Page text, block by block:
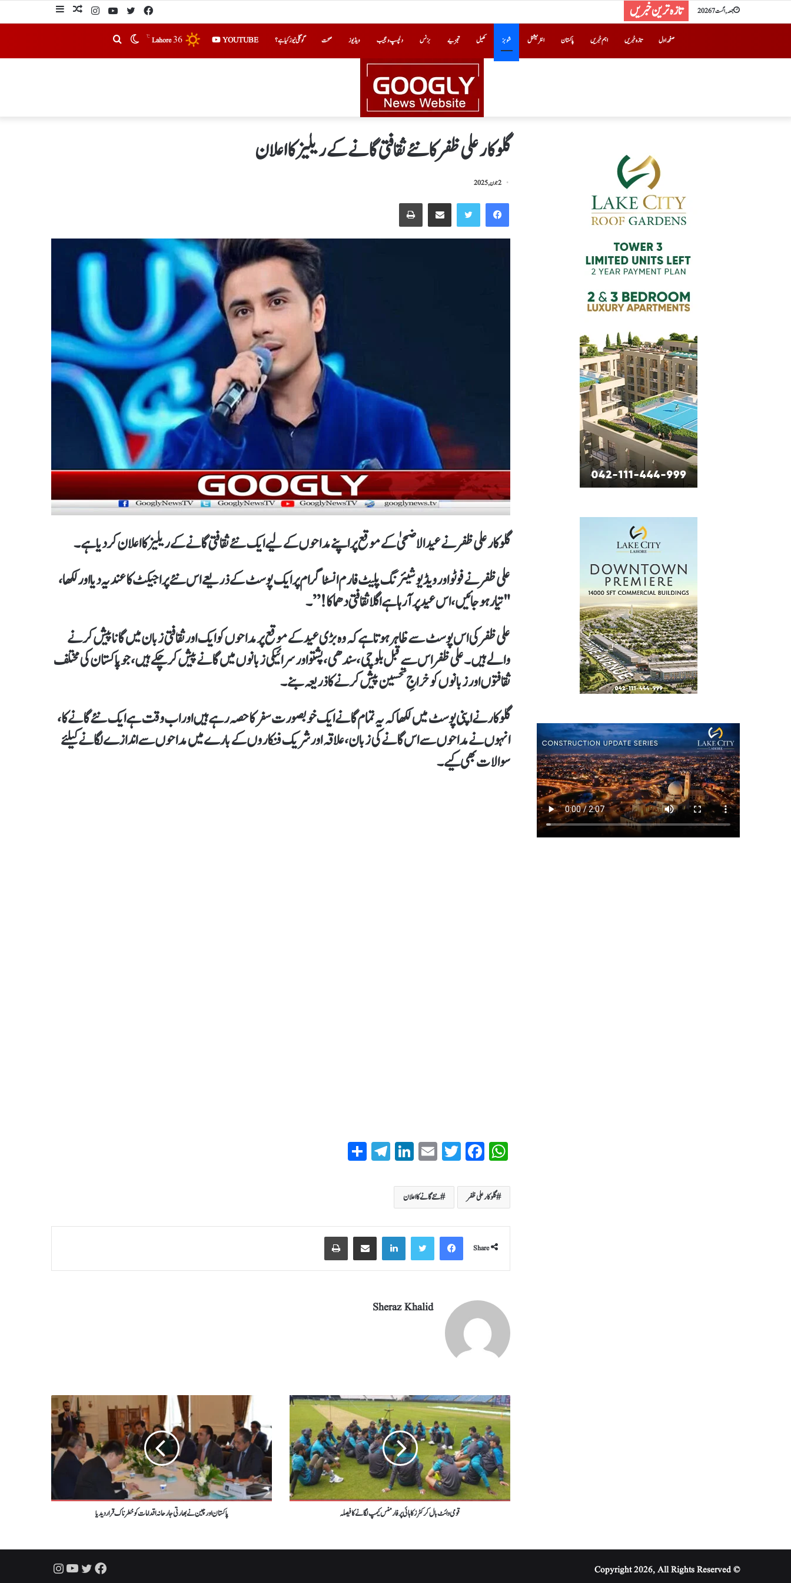
جمعہ, اگست 7 2026 تازہ ترین خبریں
صفحہ اول تازہ خبریں اہم خبریں پاکستان انٹرنیشنل شوبز کھیل تجزیے بزنس دلچسپ و عجیب ویڈیوز صحت گوگلی نیوز کیا ہے؟ YOUTUBE
Lahore36
℃
گلوکارعلی ظفرکا نئے ثقافتی گانے کے ریلیز کا اعلان
2 جون, 2025
گلوکار علی ظفر نے عید الاضحیٰ کے موقع پر اپنے مداحوں کے لیے ایک نئے ثقافتی گانے کے ریلیز کا اعلان کر دیا ہے۔
علی ظفر نے فوٹو اور ویڈیو شیئرنگ پلیٹ فارم انسٹاگرام پر ایک پوسٹ کے ذریعے اس نئے پراجیکٹ کا عندیہ دیا اور لکھا،
"تیار ہو جائیں، اس عید پر آ رہا ہے اگلا ثقافتی دھماکا!”۔
علی ظفر کی اس پوسٹ سے ظاہر ہوتا ہے کہ وہ بڑی عید کے موقع پر مداحوں کو ایک اور ثقافتی زبان میں گانا پیش کرنے
والے ہیں۔ علی ظفر اس سے قبل بلوچی، سندھی، پشتو اور سرائیکی زبانوں میں گانے پیش کر چکے ہیں، جو پاکستان کی مختلف
ثقافتوں اور زبانوں کو خراجِ تحسین پیش کرنے کا ذریعہ بنے۔
گلوکارنے اپنی پوسٹ میں لکھا کہ یہ تمام گانے ایک خوبصورت سفر کا حصہ رہے ہیں اور اب وقت ہے ایک نئے گانے کا،
انہوں نے مداحوں سے اس گانے کی زبان، علاقہ اور شریک فنکاروں کے بارے میں مداحوں سے اندازے لگانے کیلئے
سوالات بھی کیے۔
W
ha
ts
A
pp
Fa
ce
bo
ok
T
wi
tte
r
E
m
ail
Li
nk
ed
In
T
el
m
گلوکارعلی ظفر نئے گانے کا اعلان
Share
Sheraz Khalid
قومی وائٹ بال کرکٹرز کا ہائی پرفارمنس کیمپ لگانے کا فیصلہ پاکستان اور چین نےبھارتی جارحانہ اقدامات کو خطرناک قرار دیدیا
© Copyright 2026, All Rights Reserved